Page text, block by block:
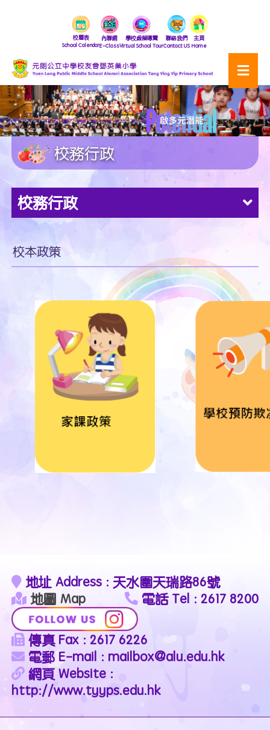
校曆表
School Calendar
內聯網
E-Class
學校虛擬導覽
Virtual School Tour
聯絡我們
Contact US
主頁
Home
校務行政
校務行政
校本政策
地址 Address : 天水圍天瑞路86號
地圖 Map
電話 Tel : 2617 8200
傳真 Fax : 2617 6226
電郵 E-mail : mailbox@alu.edu.hk
網頁 Website :
http://www.tyyps.edu.hk